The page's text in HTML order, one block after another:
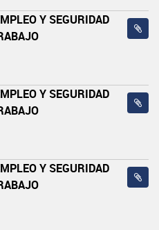
Y SEGURIDAD
Y SEGURIDAD
Y SEGURIDAD